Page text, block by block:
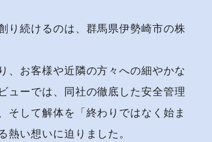
り続けるのは、群馬県伊勢崎市の株
、お客様や近隣の方々への細やかな
ューでは、同社の徹底した安全管理
そして解体を「終わりではなく始ま
熱い想いに迫りました。